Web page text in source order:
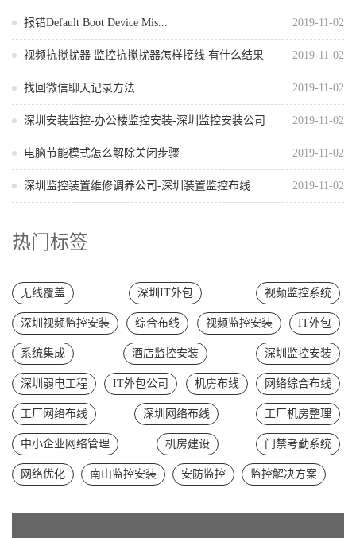
2019-11-02
报错Default Boot Device Mis...
2019-11-02
视频抗搅扰器 监控抗搅扰器怎样接线 有什么结果
2019-11-02
找回微信聊天记录方法
2019-11-02
深圳安装监控-办公楼监控安装-深圳监控安装公司
2019-11-02
电脑节能模式怎么解除关闭步骤
2019-11-02
深圳监控装置维修调养公司-深圳装置监控布线
热门标签
无线覆盖 深圳IT外包 视频监控系统
深圳视频监控安装 综合布线 视频监控安装 IT外包
系统集成 酒店监控安装 深圳监控安装
深圳弱电工程 IT外包公司 机房布线 网络综合布线
工厂网络布线 深圳网络布线 工厂机房整理
中小企业网络管理 机房建设 门禁考勤系统
网络优化 南山监控安装 安防监控 监控解决方案